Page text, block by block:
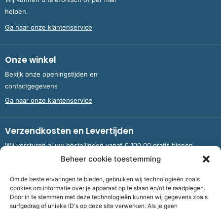
Beheer cookie toestemming
Om de beste ervaringen te bieden, gebruiken wij technologieën zoals
cookies om informatie over je apparaat op te slaan en/of te raadplegen.
Door in te stemmen met deze technologieën kunnen wij gegevens zoals
surfgedrag of unieke ID's op deze site verwerken. Als je geen
helpen.
Ga naar onze klantenservice
Onze winkel
Bekijk onze openingstijden en
contactgegevens
Ga naar onze klantenservice
Verzendkosten en Levertijden
Wij versturen al uw bestellingen vanaf € 100,00 gratis binnen
Nederland en België.
Meer informatie over verzendkosten en levertijden